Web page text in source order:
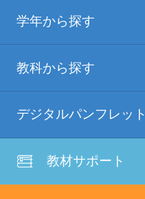
学年から探す
教科から探す
デジタルパンフレット
教材サポート